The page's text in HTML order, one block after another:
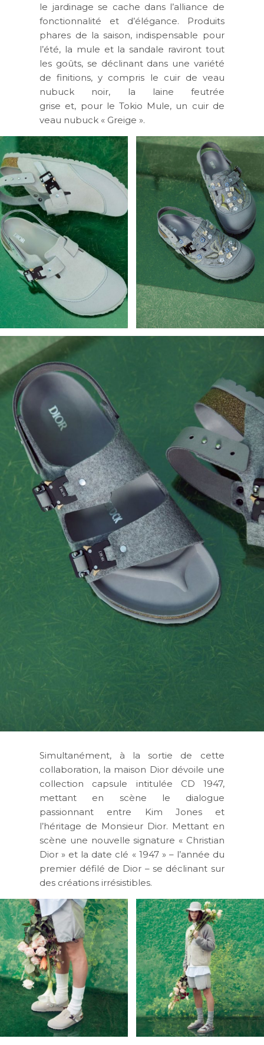
le jardinage se cache dans l’alliance de
fonctionnalité et d’élégance. Produits
phares de la saison, indispensable pour
l’été, la mule et la sandale raviront tout
les goûts, se déclinant dans une variété
de finitions, y compris le cuir de veau
nubuck noir, la laine feutrée
grise et, pour le Tokio Mule, un cuir de
veau nubuck « Greige ».
Simultanément, à la sortie de cette
collaboration, la maison Dior dévoile une
collection capsule intitulée CD 1947,
mettant en scène le dialogue
passionnant entre Kim Jones et
l’héritage de Monsieur Dior. Mettant en
scène une nouvelle signature « Christian
Dior » et la date clé « 1947 » – l’année du
premier défilé de Dior – se déclinant sur
des créations irrésistibles.